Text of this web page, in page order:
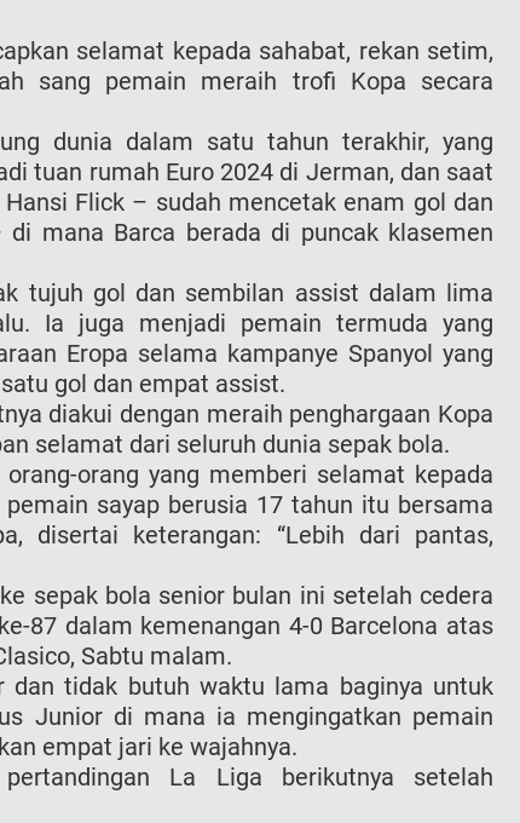
selamat kepada sahabat, rekan setim,
sang pemain meraih trofi Kopa secara
dunia dalam satu tahun terakhir, yang
tuan rumah Euro 2024 di Jerman, dan saat
Flick – sudah mencetak enam gol dan
mana Barca berada di puncak klasemen
tujuh gol dan sembilan assist dalam lima
Ia juga menjadi pemain termuda yang
Eropa selama kampanye Spanyol yang
gol dan empat assist.
diakui dengan meraih penghargaan Kopa
selamat dari seluruh dunia sepak bola.
orang yang memberi selamat kepada
sayap berusia 17 tahun itu bersama
disertai keterangan: “Lebih dari pantas,
sepak bola senior bulan ini setelah cedera
87 dalam kemenangan 4-0 Barcelona atas
Sabtu malam.
tidak butuh waktu lama baginya untuk
Junior di mana ia mengingatkan pemain
empat jari ke wajahnya.
La Liga berikutnya setelah